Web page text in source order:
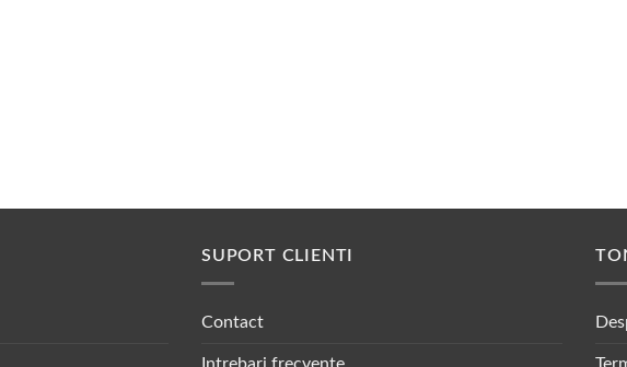
SUPORT CLIENTI
Contact
Intrebari frecvente